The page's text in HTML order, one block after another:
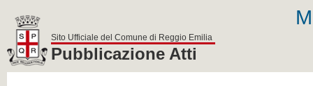
Sito Ufficiale del Comune di Reggio Emilia
Pubblicazione Atti